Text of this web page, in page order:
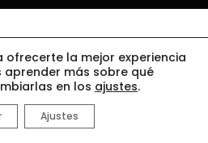
ofrecerte la mejor experiencia
aprender más sobre qué
en los ajustes.
Ajustes